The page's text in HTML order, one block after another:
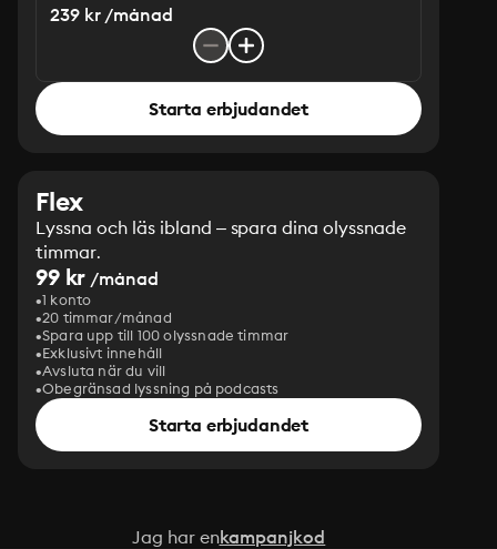
239 kr /månad
Starta erbjudandet
Flex
Lyssna och läs ibland – spara dina olyssnade
timmar.
99 kr /månad
1 konto
20 timmar/månad
Spara upp till 100 olyssnade timmar
Exklusivt innehåll
Avsluta när du vill
Obegränsad lyssning på podcasts
Starta erbjudandet
Jag har enkampanjkod